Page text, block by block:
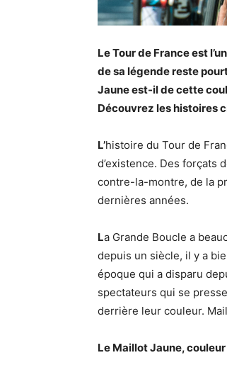
Le Tour de France est
de sa légende reste
Jaune est-il de cette
Découvrez les histoires
L’histoire du Tour de
d’existence. Des forçats
contre-la-montre, de la
dernières années.
La Grande Boucle a
depuis un siècle, il y a
époque qui a disparu
spectateurs qui se
derrière leur couleur.
Le Maillot Jaune,